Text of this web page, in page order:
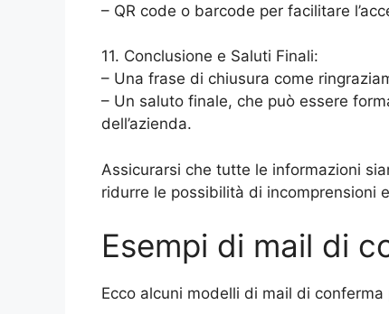
– QR code o barcode per facilitare
11. Conclusione e Saluti Finali:
– Una frase di chiusura come
– Un saluto finale, che può essere
dell’azienda.
Assicurarsi che tutte le informazioni
ridurre le possibilità di incomprensioni
Esempi di mail di
Ecco alcuni modelli di mail di